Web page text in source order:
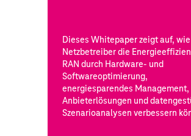
Dieses Whitepaper zeigt auf, wie
Netzbetreiber die
RAN durch Hardware- und
Softwareoptimierung,
energiesparendes Management,
Anbieterlösungen und
Szenarioanalysen verbessern